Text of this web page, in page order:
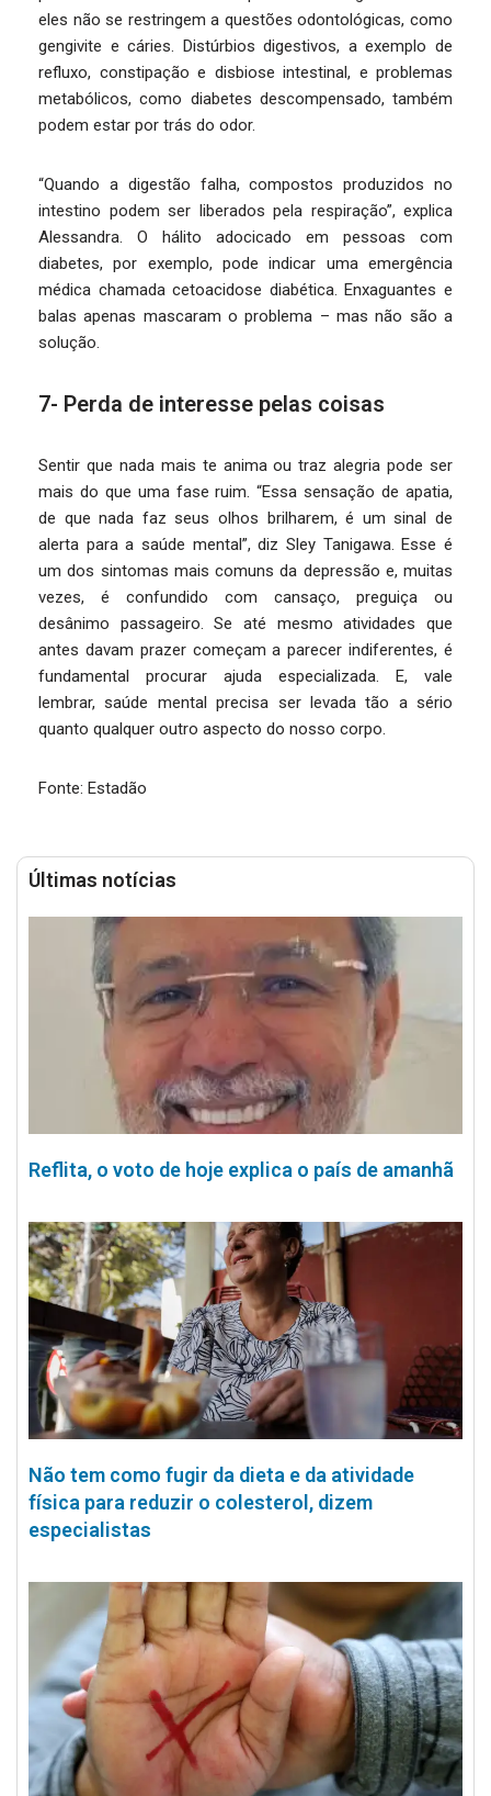
eles não se restringem a questões odontológicas, como
gengivite e cáries. Distúrbios digestivos, a exemplo de
refluxo, constipação e disbiose intestinal, e problemas
metabólicos, como diabetes descompensado, também
podem estar por trás do odor.
“Quando a digestão falha, compostos produzidos no
intestino podem ser liberados pela respiração”, explica
Alessandra. O hálito adocicado em pessoas com
diabetes, por exemplo, pode indicar uma emergência
médica chamada cetoacidose diabética. Enxaguantes e
balas apenas mascaram o problema – mas não são a
solução.
7- Perda de interesse pelas coisas
Sentir que nada mais te anima ou traz alegria pode ser
mais do que uma fase ruim. “Essa sensação de apatia,
de que nada faz seus olhos brilharem, é um sinal de
alerta para a saúde mental”, diz Sley Tanigawa. Esse é
um dos sintomas mais comuns da depressão e, muitas
vezes, é confundido com cansaço, preguiça ou
desânimo passageiro. Se até mesmo atividades que
antes davam prazer começam a parecer indiferentes, é
fundamental procurar ajuda especializada. E, vale
lembrar, saúde mental precisa ser levada tão a sério
quanto qualquer outro aspecto do nosso corpo.
Fonte: Estadão
Últimas notícias
Reflita, o voto de hoje explica o país de amanhã
Não tem como fugir da dieta e da atividade
física para reduzir o colesterol, dizem
especialistas